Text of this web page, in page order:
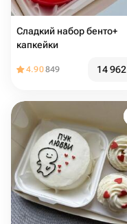
Сладкий набор бенто+
капкейки
4.90849 14 962